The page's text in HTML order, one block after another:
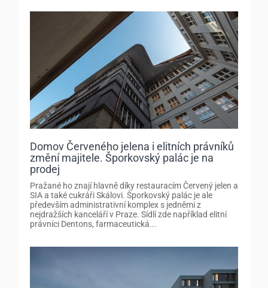
Domov Červeného jelena i elitních právníků
změní majitele. Šporkovský palác je na
prodej
Pražané ho znají hlavně díky restauracím Červený jelen a
SIA a také cukráři Skálovi. Šporkovský palác je ale
především administrativní komplex s jedněmi z
nejdražších kanceláří v Praze. Sídlí zde například elitní
právníci Dentons, farmaceutická...